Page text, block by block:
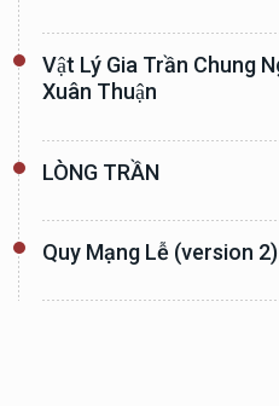
Vật Lý Gia Trần Chung
Xuân Thuận
LÒNG TRẦN
Quy Mạng Lễ (version 2)